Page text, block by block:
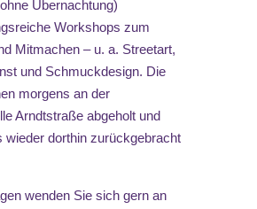
Übernachtung)
Workshops zum
Mitmachen – u. a. Streetart,
und Schmuckdesign. Die
morgens an der
Arndtstraße abgeholt und
wieder dorthin zurückgebracht
wenden Sie sich gern an